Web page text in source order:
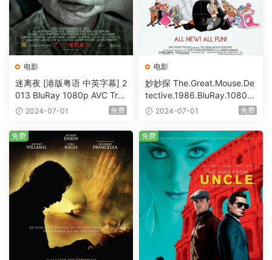
电影
迷离夜 [港版粤语 中英字幕] 2
013 BluRay 1080p AVC Tru
eHD5.1 [BDISO 22.64GB]
2024-07-01 免费
电影
妙妙探 The.Great.Mouse.De
tective.1986.BluRay.1080p.
AVC.DTS-HD.MA.5.1-HDHo
2024-07-01 免费
免费 免费